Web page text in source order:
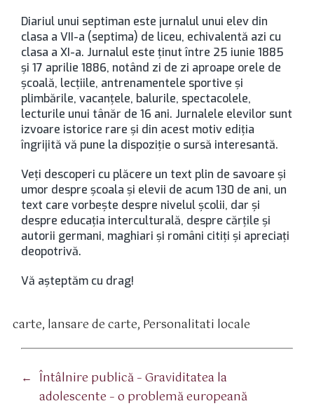
Diariul unui septiman este jurnalul unui elev din
clasa a VII-a (septima) de liceu, echivalentă azi cu
clasa a XI-a. Jurnalul este ţinut între 25 iunie 1885
şi 17 aprilie 1886, notând zi de zi aproape orele de
şcoală, lecţiile, antrenamentele sportive şi
plimbările, vacanţele, balurile, spectacolele,
lecturile unui tânăr de 16 ani. Jurnalele elevilor sunt
izvoare istorice rare şi din acest motiv ediţia
îngrijită vă pune la dispoziţie o sursă interesantă.
Veţi descoperi cu plăcere un text plin de savoare şi
umor despre şcoala şi elevii de acum 130 de ani, un
text care vorbeşte despre nivelul şcolii, dar şi
despre educaţia interculturală, despre cărţile şi
autorii germani, maghiari şi români citiţi şi apreciaţi
deopotrivă.
Vă aşteptăm cu drag!
carte, lansare de carte, Personalitati locale
← Întâlnire publică – Graviditatea la
adolescente – o problemă europeană